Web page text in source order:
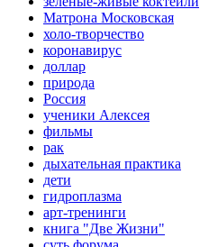
Матрона Московская
холо-творчество
коронавирус
доллар
природа
Россия
ученики Алексея
фильмы
рак
дыхательная практика
дети
гидроплазма
арт-тренинги
книга "Две Жизни"